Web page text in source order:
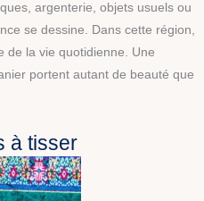
argenterie, objets usuels ou
se dessine. Dans cette région,
de la vie quotidienne. Une
portent autant de beauté que
à tisser